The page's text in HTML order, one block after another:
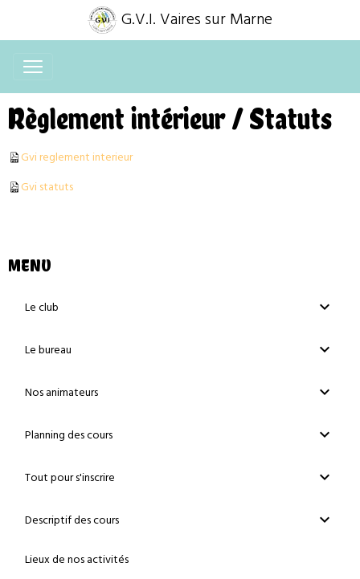
G.V.I. Vaires sur Marne
Règlement intérieur / Statuts
Gvi reglement interieur
Gvi statuts
MENU
Le club
Le bureau
Nos animateurs
Planning des cours
Tout pour s'inscrire
Descriptif des cours
Lieux de nos activités